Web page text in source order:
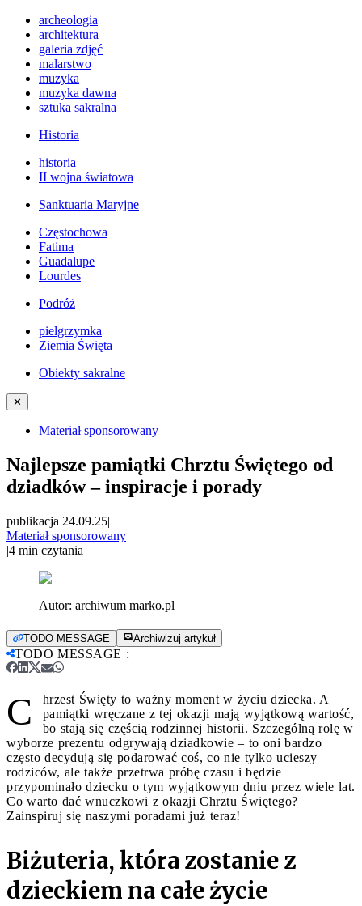
archeologia
architektura
galeria zdjęć
malarstwo
muzyka
muzyka dawna
sztuka sakralna
Historia
historia
II wojna światowa
Sanktuaria Maryjne
Częstochowa
Fatima
Guadalupe
Lourdes
Podróż
pielgrzymka
Ziemia Święta
Obiekty sakralne
✕
Materiał sponsorowany
Najlepsze pamiątki Chrztu Świętego od
dziadków – inspiracje i porady
publikacja 24.09.25|
Materiał sponsorowany
|4 min czytania
Autor: archiwum marko.pl
TODO MESSAGE Archiwizuj artykuł
TODO MESSAGE :
C
hrzest Święty to ważny moment w życiu dziecka. A
pamiątki wręczane z tej okazji mają wyjątkową wartość,
bo stają się częścią rodzinnej historii. Szczególną rolę w
wyborze prezentu odgrywają dziadkowie – to oni bardzo
często decydują się podarować coś, co nie tylko ucieszy
rodziców, ale także przetrwa próbę czasu i będzie
przypominało dziecku o tym wyjątkowym dniu przez wiele lat.
Co warto dać wnuczkowi z okazji Chrztu Świętego?
Zainspiruj się naszymi poradami już teraz!
Biżuteria, która zostanie z
dzieckiem na całe życie